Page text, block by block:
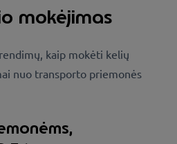
mokėjimas
kaip mokėti kelių
nuo transporto priemonės